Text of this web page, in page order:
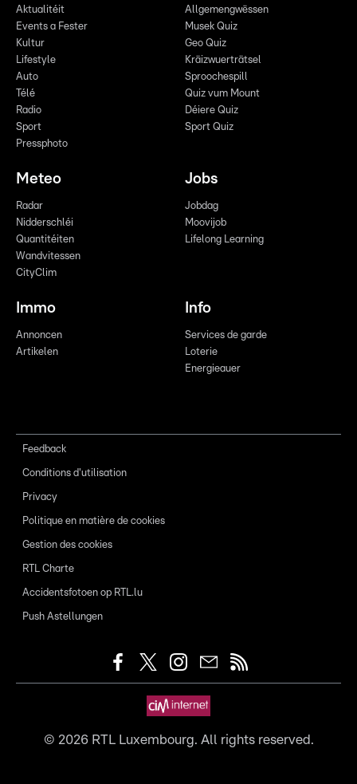
Aktualitéit
Events a Fester
Kultur
Lifestyle
Auto
Télé
Radio
Sport
Pressphoto
Allgemengwëssen
Musek Quiz
Geo Quiz
Kräizwuerträtsel
Sproochespill
Quiz vum Mount
Déiere Quiz
Sport Quiz
Meteo
Radar
Nidderschléi
Quantitéiten
Wandvitessen
CityClim
Jobs
Jobdag
Moovijob
Lifelong Learning
Immo
Annoncen
Artikelen
Info
Services de garde
Loterie
Energieauer
Feedback
Conditions d'utilisation
Privacy
Politique en matière de cookies
Gestion des cookies
RTL Charte
Accidentsfotoen op RTL.lu
Push Astellungen
© 2026RTL Luxembourg. All rights reserved.